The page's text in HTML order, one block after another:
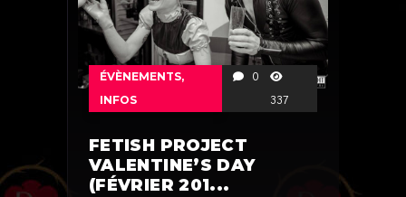
ÉVÈNEMENTS,
INFOS
0
337
FETISH PROJECT
VALENTINE’S DAY
(FÉVRIER 201...